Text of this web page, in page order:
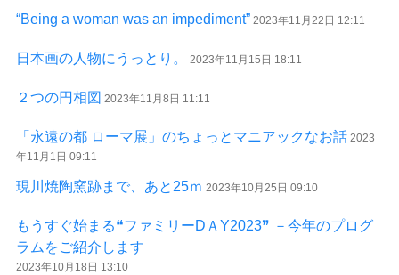
“Being a woman was an impediment” 2023年11月22日 12:11
日本画の人物にうっとり。 2023年11月15日 18:11
２つの円相図 2023年11月8日 11:11
「永遠の都 ローマ展」のちょっとマニアックなお話 2023
年11月1日 09:11
現川焼陶窯跡まで、あと25ｍ 2023年10月25日 09:10
もうすぐ始まる❝ファミリーDＡY2023❞ －今年のプログ
ラムをご紹介します
2023年10月18日 13:10